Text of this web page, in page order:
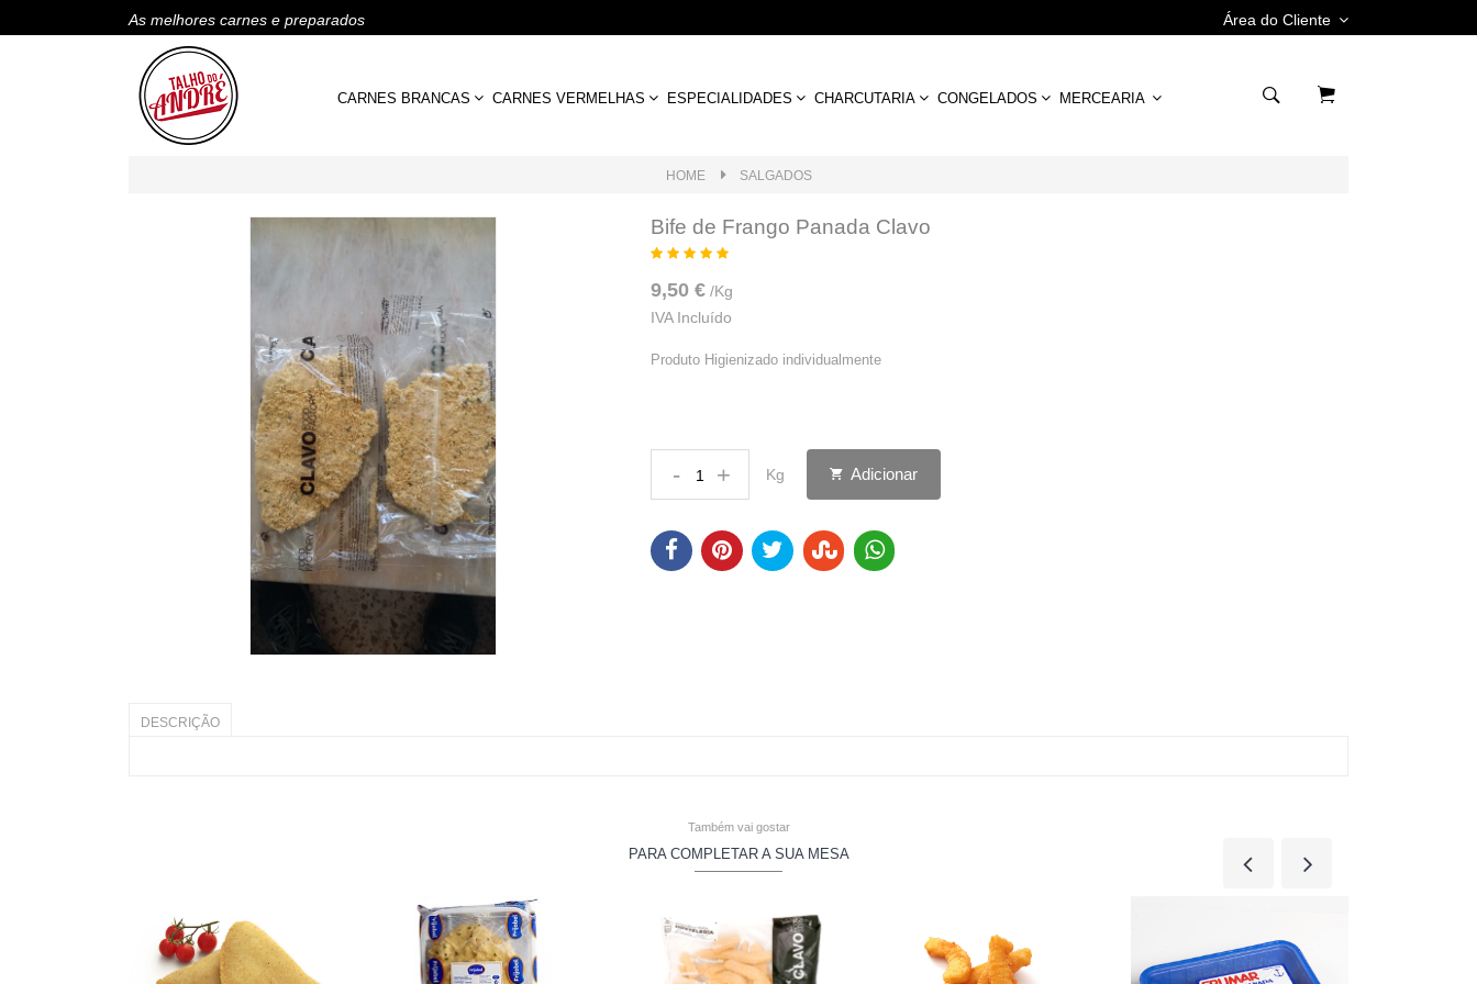
As melhores carnes e preparados Área do Cliente
CARNES BRANCAS CARNES VERMELHAS ESPECIALIDADES CHARCUTARIA CONGELADOS MERCEARIA
HOME SALGADOS
Bife de Frango Panada Clavo
9,50 € /Kg
IVA Incluído
Produto Higienizado individualmente
- + Kg Adicionar
DESCRIÇÃO
Também vai gostar
PARA COMPLETAR A SUA MESA